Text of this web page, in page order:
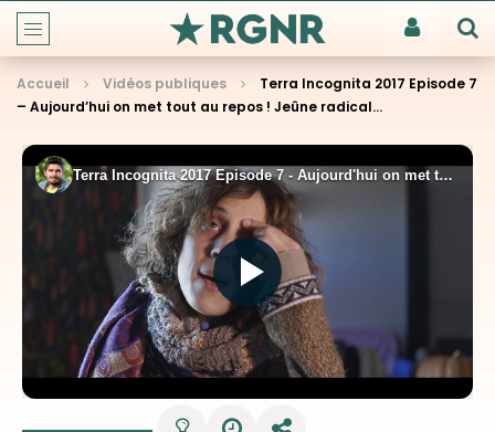
Accueil Vidéos publiques
Terra Incognita 2017 Episode 7
– Aujourd’hui on met tout au repos ! Jeûne radical…